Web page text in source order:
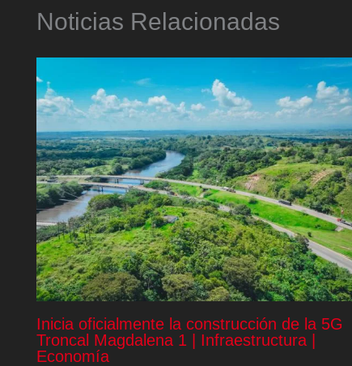
Noticias Relacionadas
Inicia oficialmente la construcción de la 5G
Troncal Magdalena 1 | Infraestructura |
Economía